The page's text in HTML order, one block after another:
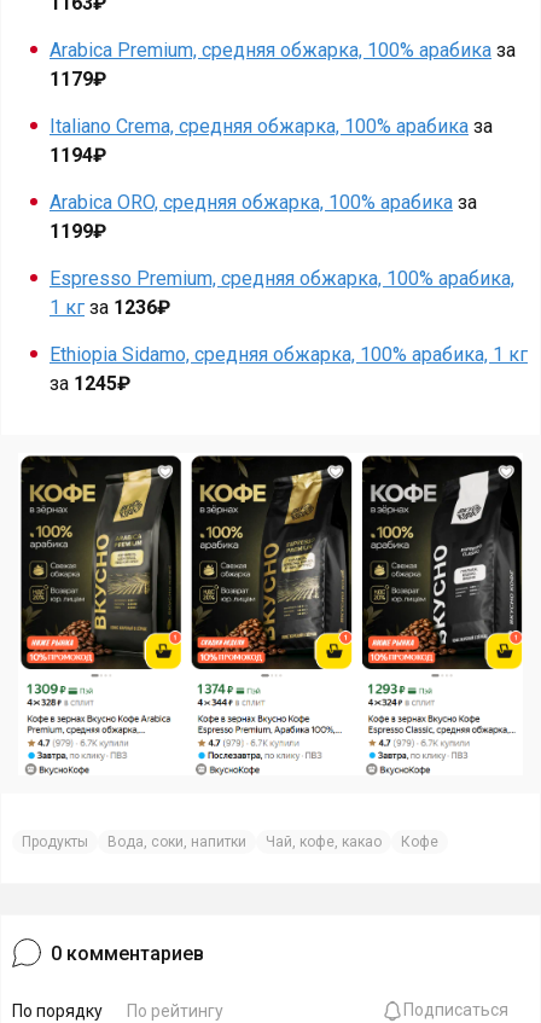
Arabica Premium, средняя обжарка, 100% арабика за
1179₽
Italiano Crema, средняя обжарка, 100% арабика за
1194₽
Arabica ORO, средняя обжарка, 100% арабика за
1199₽
Espresso Premium, средняя обжарка, 100% арабика,
1 кг за 1236₽
Ethiopia Sidamo, средняя обжарка, 100% арабика, 1 кг
за 1245₽
Продукты Вода, соки, напитки Чай, кофе, какао Кофе
0 комментариев
По порядку По рейтингу Подписаться